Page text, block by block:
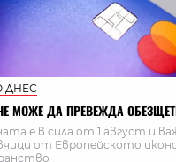
ДНЕС
МОЖЕ ДА ПРЕВЕЖДА
е в сила от 1 август и
от Европейското